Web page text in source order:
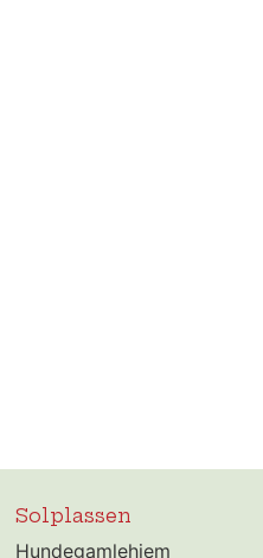
Solplassen
Hundegamlehjem